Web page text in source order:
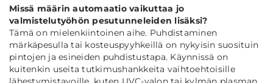
Missä määrin automaatio vaikuttaa jo
valmistelutyöhön pesutunneleiden lisäksi?
Tämä on mielenkiintoinen aihe. Puhdistaminen
märkäpesulla tai kosteuspyyhkeillä on nykyisin suosituin
pintojen ja esineiden puhdistustapa. Käynnissä on
kuitenkin useita tutkimushankkeita vaihtoehtoisille